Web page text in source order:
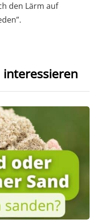
den Lärm auf
interessieren